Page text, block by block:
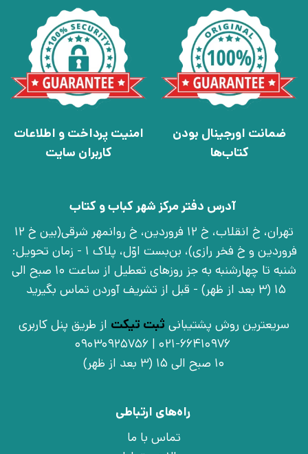
ضمانت اورجینال بودن
کتاب‌ها
امنیت پرداخت و اطلاعات
کاربران سایت
آدرس دفتر مرکز شهر کباب و کتاب
تهران، خ انقلاب، خ 12 فروردین، خ روانمهر شرقی(بین خ 12
فروردین و خ فخر رازی)، بن‌بست اوّل، پلاک 1 - زمان تحویل:
شنبه تا چهارشنبه به جز روزهای تعطیل از ساعت 10 صبح الی
15 (3 بعد از ظهر) - قبل از تشریف آوردن تماس بگیرید
سریعترین روش پشتیبانی ثبت تیکت از طریق پنل کاربری
021-66410976 | 09030925756
10 صبح الی 15 (3 بعد از ظهر)
راه‌های ارتباطی
تماس با ما